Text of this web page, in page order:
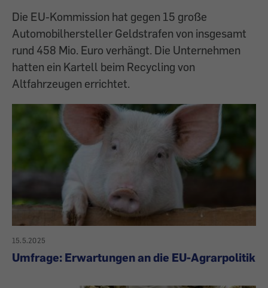
Die EU-Kommission hat gegen 15 große
Automobilhersteller Geldstrafen von insgesamt
rund 458 Mio. Euro verhängt. Die Unternehmen
hatten ein Kartell beim Recycling von
Altfahrzeugen errichtet.
15.5.2025
Umfrage: Erwartungen an die EU-Agrarpolitik